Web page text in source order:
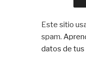
Este sitio
spam.
datos de